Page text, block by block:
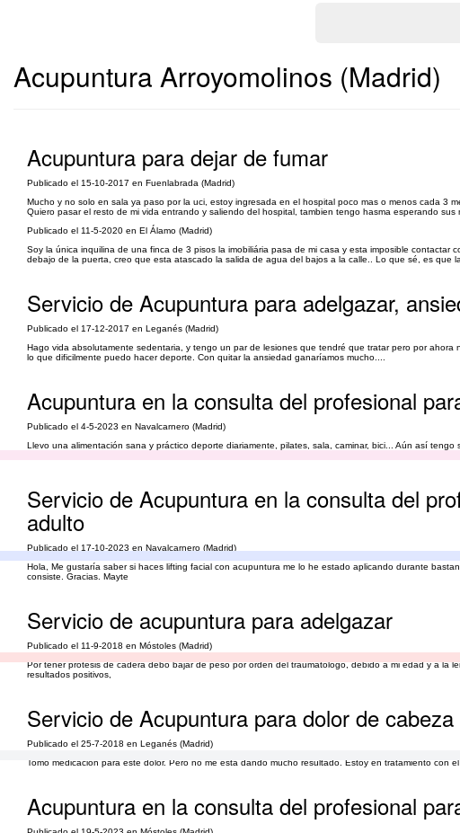
Acupuntura Arroyomolinos (Madrid)
Acupuntura para dejar de fumar
Publicado el 15-10-2017 en Fuenlabrada (Madrid)
Mucho y no solo en sala ya paso por la uci, estoy ingresada en el hospital poco mas o menos cada 3
Quiero pasar el resto de mi vida entrando y saliendo del hospital, tambien tengo hasma esperando sus
Publicado el 11-5-2020 en El Álamo (Madrid)
Soy la única inquilina de una finca de 3 pisos la imobiliária pasa de mi casa y esta imposible
debajo de la puerta, creo que esta atascado la salida de agua del bajos a la calle.. Lo que sé, es que
Servicio de Acupuntura para adelgazar,
Publicado el 17-12-2017 en Leganés (Madrid)
Hago vida absolutamente sedentaria, y tengo un par de lesiones que tendré que tratar pero por
lo que dificilmente puedo hacer deporte. Con quitar la ansiedad ganaríamos mucho....
Acupuntura en la consulta del profesional
Publicado el 4-5-2023 en Navalcarnero (Madrid)
Llevo una alimentación sana y práctico deporte diariamente, pilates, sala, caminar, bici... Aún así
Servicio de Acupuntura en la consulta del
adulto
Publicado el 17-10-2023 en Navalcarnero (Madrid)
Hola, Me gustaría saber si haces lifting facial con acupuntura me lo he estado aplicando durante
consiste. Gracias. Mayte
Servicio de acupuntura para adelgazar
Publicado el 11-9-2018 en Móstoles (Madrid)
Por tener prótesis de cadera debo bajar de peso por orden del traumatólogo, debido a mi edad y a la
resultados positivos,
Servicio de Acupuntura para dolor de
Publicado el 25-7-2018 en Leganés (Madrid)
Tomo medicacion para este dolor. Pero no me esta dando mucho resultado. Estoy en tratamiento
Acupuntura en la consulta del profesional